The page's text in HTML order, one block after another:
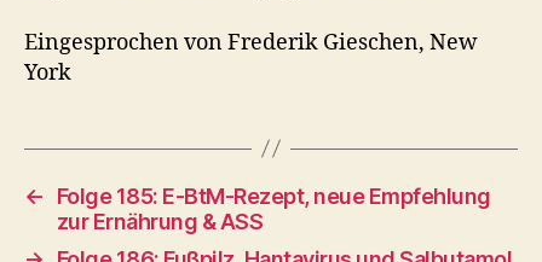
Eingesprochen von Frederik Gieschen, New
York
←
Folge 185: E-BtM-Rezept, neue Empfeh­lung
zur Ernährung & ASS